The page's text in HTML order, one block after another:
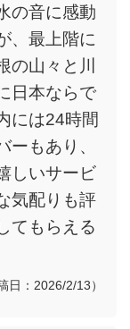
の音に感動
、最上階に
の山々と川
日本ならで
には24時間
もあり、
しいサービ
気配りも評
てもらえる
日：2026/2/13）